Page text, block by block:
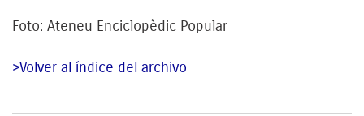
Foto: Ateneu Enciclopèdic Popular
>Volver al índice del archivo